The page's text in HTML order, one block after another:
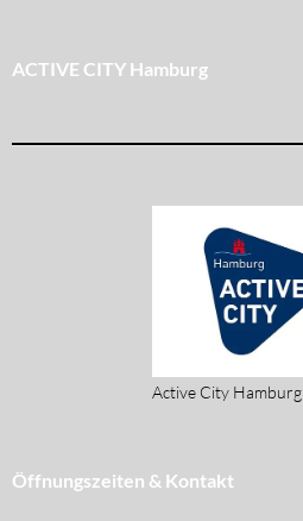
ACTIVE CITY Hamburg
Active City Hamburg
Öffnungszeiten & Kontakt